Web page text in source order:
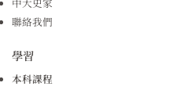
聯絡我們
學習
本科課程